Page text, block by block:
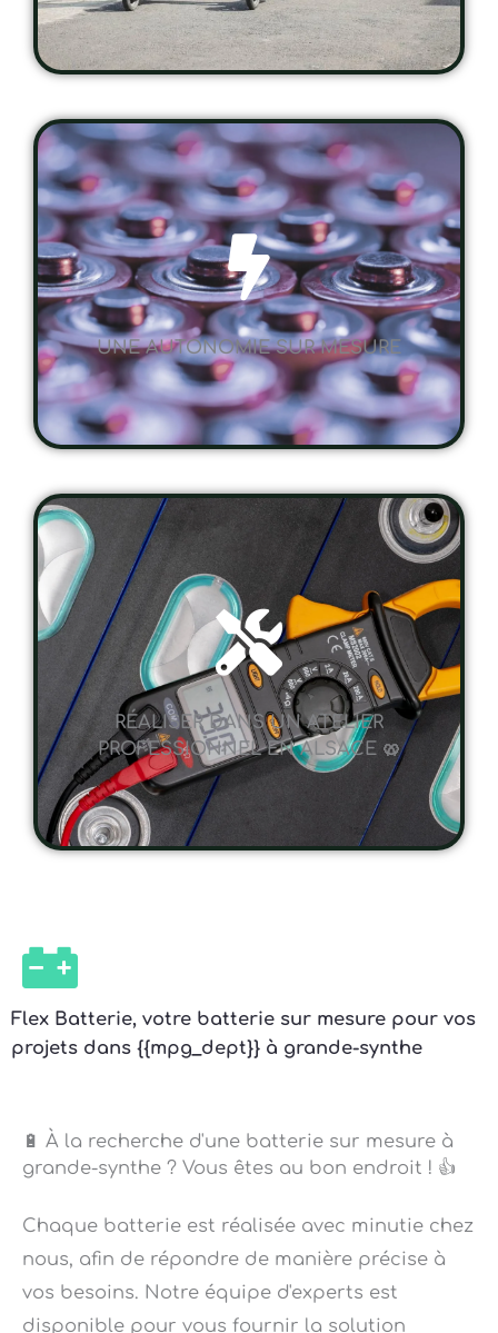
UNE AUTONOMIE SUR MESURE
RÉALISER DANS UN ATELIER
PROFESSIONNEL EN ALSACE 🥨
Flex Batterie, votre batterie sur mesure pour vos
projets dans {{mpg_dept}} à grande-synthe
grande-synthe ? Vous êtes au bon endroit ! 👍
nous, afin de répondre de manière précise à
vos besoins. Notre équipe d'experts est
disponible pour vous fournir la solution
adaptée. 💡